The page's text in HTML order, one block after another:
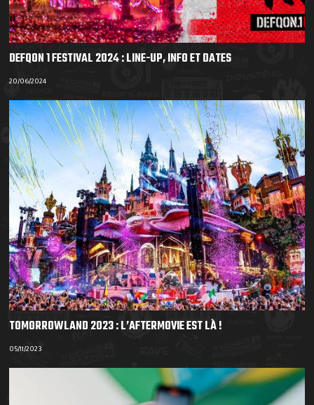
DEFQON 1 FESTIVAL 2024 : LINE-UP, INFO ET DATES
20/06/2024
TOMORROWLAND 2023 : L’AFTERMOVIE EST LÀ !
05/11/2023